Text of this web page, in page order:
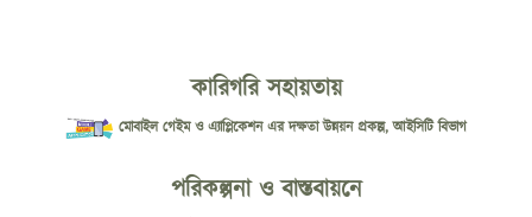
কারিগরি সহায়তায়
মোবাইল গেইম ও এ্যাপ্লিকেশন এর দক্ষতা উন্নয়ন প্রকল্প, আইসিটি বিভাগ
পরিকল্পনা ও বাস্তবায়নে